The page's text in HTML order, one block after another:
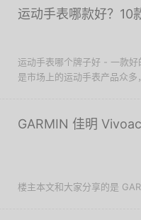
运动手表哪款好？10
运动手表哪个牌子好 - 一款
是市场上的运动手表产品众多
GARMIN 佳明
楼主本文和大家分享的是